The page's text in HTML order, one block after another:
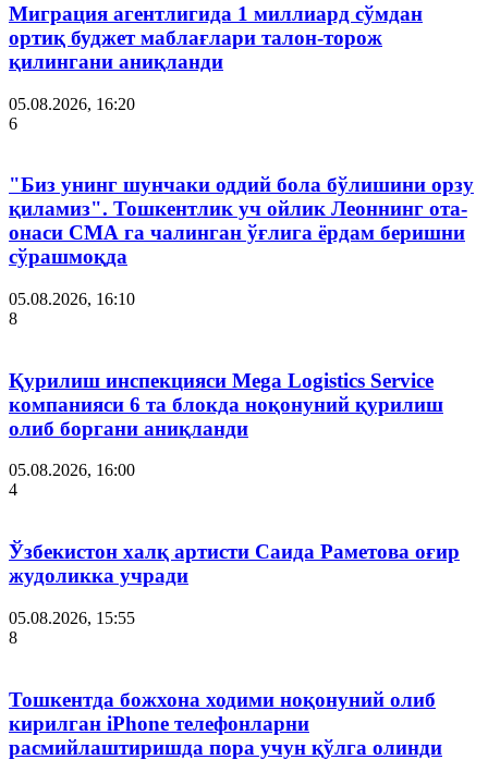
Миграция агентлигида 1 миллиард сўмдан
ортиқ буджет маблағлари талон-торож
қилингани аниқланди
05.08.2026, 16:20
6
"Биз унинг шунчаки оддий бола бўлишини орзу
қиламиз". Тошкентлик уч ойлик Леоннинг ота-
онаси СМА га чалинган ўғлига ёрдам беришни
сўрашмоқда
05.08.2026, 16:10
8
Қурилиш инспекцияси Мega Logistics Service
компанияси 6 та блокда ноқонуний қурилиш
олиб боргани аниқланди
05.08.2026, 16:00
4
Ўзбекистон халқ артисти Саида Раметова оғир
жудоликка учради
05.08.2026, 15:55
8
Тошкентда божхона ходими ноқонуний олиб
кирилган iPhone телефонларни
расмийлаштиришда пора учун қўлга олинди